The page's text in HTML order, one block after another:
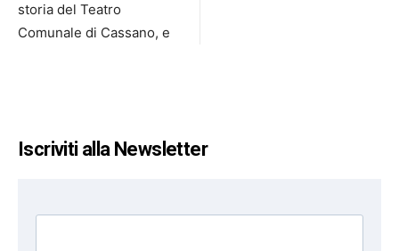
storia del Teatro
Comunale di Cassano, e
Iscriviti alla Newsletter